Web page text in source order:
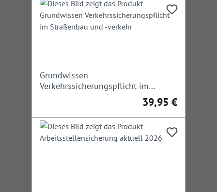
Grundwissen
Verkehrssicherungspflicht im
Regulärer Preis:
39,95 €